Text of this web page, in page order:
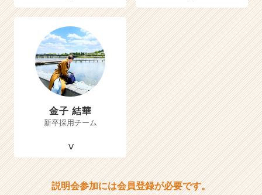
金子 結華
新卒採用チーム
説明会参加には会員登録が必要です。